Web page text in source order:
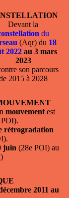
Devant la
du
(Aqr) du 18
2022 au 3 mars
2023
son parcours
2015 à 2028
mouvement est
rétrogradation
juin (28e POI) au
2011 au